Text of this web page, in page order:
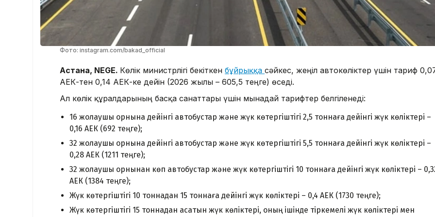
Фото: instagram.com/bakad_official
Астана, NEGE. Көлік министрлігі бекіткен бұйрыққа сәйкес, жеңіл автокөліктер үшін тариф
АЕК-тен 0,14 АЕК-ке дейін (2026 жылы – 605,5 теңге) өседі.
Ал көлік құралдарының басқа санаттары үшін мынадай тарифтер белгіленеді:
16 жолаушы орнына дейінгі автобустар және жүк көтергіштігі 2,5 тоннаға дейінгі жүк көліктері –
0,16 АЕК (692 теңге);
32 жолаушы орнына дейінгі автобустар және жүк көтергіштігі 5,5 тоннаға дейінгі жүк көліктері –
0,28 АЕК (1211 теңге);
32 жолаушы орнынан көп автобустар және жүк көтергіштігі 10 тоннаға дейінгі жүк көліктері –
АЕК (1384 теңге);
Жүк көтергіштігі 10 тоннадан 15 тоннаға дейінгі жүк көліктері – 0,4 АЕК (1730 теңге);
Жүк көтергіштігі 15 тоннадан асатын жүк көліктері, оның ішінде тіркемелі жүк көліктері мен